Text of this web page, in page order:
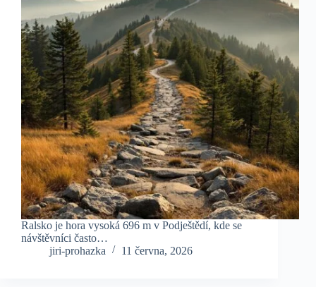
Ralsko je hora vysoká 696 m v Podještědí, kde se
návštěvníci často…
jiri-prohazka
11 června, 2026